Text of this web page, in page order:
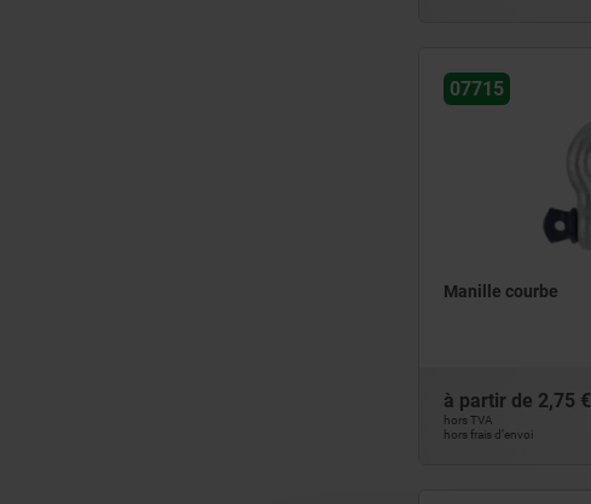
07715
Manille courbe
à partir de 2,75 €
hors TVA
hors frais d’envoi